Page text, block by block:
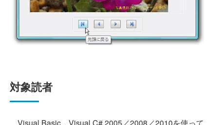
対象読者